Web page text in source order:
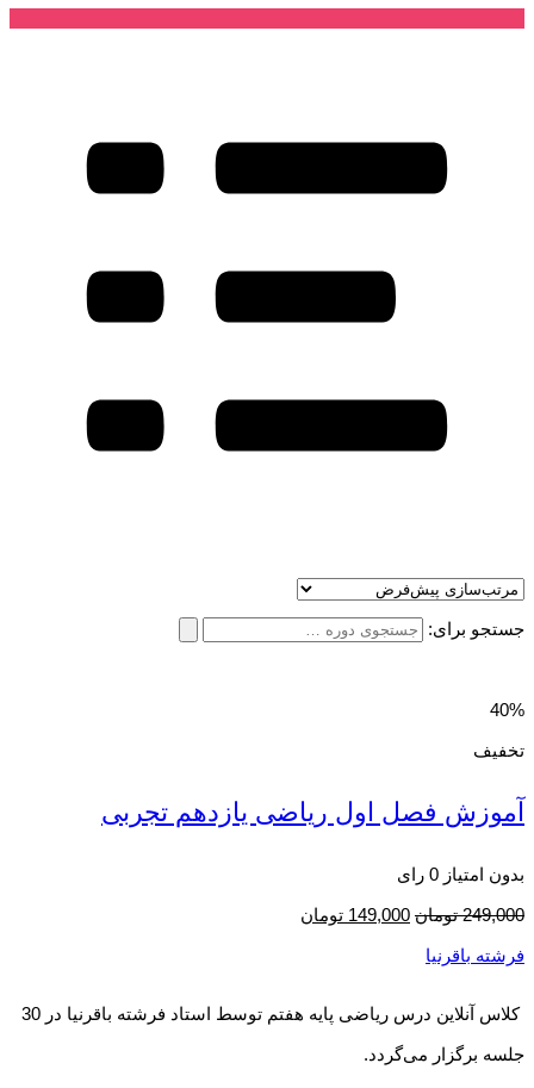
جستجو برای:
40%
تخفیف
آموزش فصل اول ریاضی یازدهم تجربی
بدون امتیاز 0 رای
249,000 تومان 149,000 تومان
فرشته باقرنیا
کلاس آنلاین درس ریاضی پایه هفتم توسط استاد فرشته باقرنیا در 30
جلسه برگزار می‌گردد.